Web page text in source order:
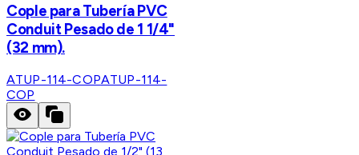
Cople para Tubería PVC
Conduit Pesado de 1 1/4"
(32 mm).
ATUP-114-COPATUP-114-
COP